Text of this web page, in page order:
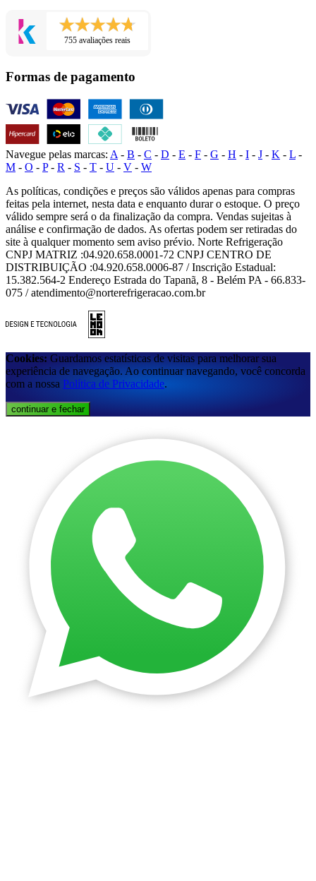
755 avaliações reais
Formas de pagamento
Navegue pelas marcas: A - B - C - D - E - F - G - H - I - J - K - L -
M - O - P- R - S - T - U - V - W
As políticas, condições e preços são válidos apenas para compras
feitas pela internet, nesta data e enquanto durar o estoque. O preço
válido sempre será o da finalização da compra. Vendas sujeitas à
análise e confirmação de dados. As ofertas podem ser retiradas do
site à qualquer momento sem aviso prévio. Norte Refrigeração
CNPJ MATRIZ :04.920.658.0001-72 CNPJ CENTRO DE
DISTRIBUIÇÃO :04.920.658.0006-87 / Inscrição Estadual:
15.382.564-2 Endereço Estrada do Tapanã, 8 - Belém PA - 66.833-
075 / atendimento@norterefrigeracao.com.br
Cookies: Guardamos estatísticas de visitas para melhorar sua
experiência de navegação. Ao continuar navegando, você concorda
com a nossa Política de Privacidade.
continuar e fechar